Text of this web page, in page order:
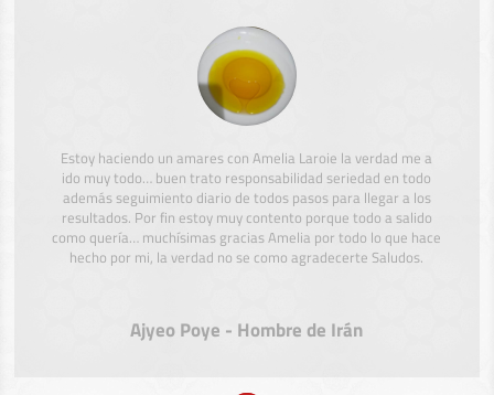
Estoy haciendo un amares con Amelia Laroie la verdad me a
ido muy todo… buen trato responsabilidad seriedad en todo
además seguimiento diario de todos pasos para llegar a los
resultados. Por fin estoy muy contento porque todo a salido
como quería… muchísimas gracias Amelia por todo lo que hace
hecho por mi, la verdad no se como agradecerte Saludos.
Ajyeo Poye - Hombre de Irán